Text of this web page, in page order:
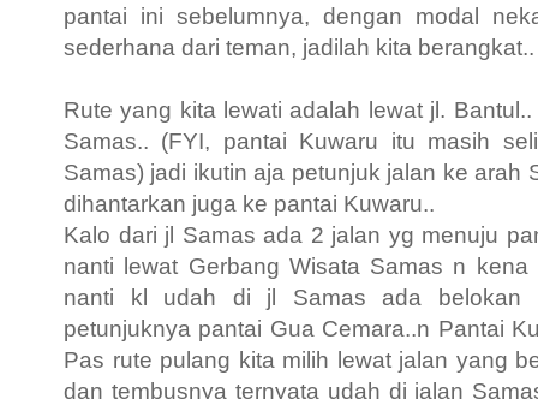
pantai ini sebelumnya, dengan modal
sederhana dari teman, jadilah kita berangkat..
Rute yang kita lewati adalah lewat jl.
Samas.. (FYI, pantai Kuwaru itu masih
Samas) jadi ikutin aja petunjuk jalan ke arah
dihantarkan juga ke pantai Kuwaru..
Kalo dari jl Samas ada 2 jalan yg menuju
nanti lewat Gerbang Wisata Samas n
nanti kl udah di jl Samas ada belokan
petunjuknya pantai Gua Cemara..n Pantai
Pas rute pulang kita milih lewat jalan yang
dan tembusnya ternyata udah di jalan